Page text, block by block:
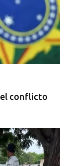
de
ellos
conflicto